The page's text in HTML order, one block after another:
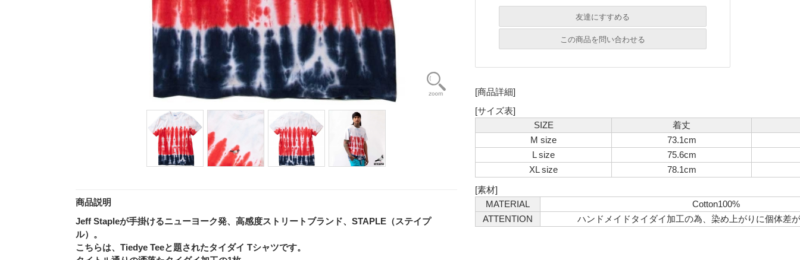
商品説明
Jeff Stapleが手掛けるニューヨーク発、高感度ストリートブランド、STAPLE（ステイプ
ル）。
こちらは、Tiedye Teeと題されたタイダイ Tシャツです。
友達にすすめる
必須
この商品を問い合わせる
[商品詳細]
[サイズ表]
SIZE
着丈
M size
73.1cm
L size
75.6cm
XL size
78.1cm
[素材]
MATERIAL
Cotton100%
ATTENTION
ハンドメイドタイダイ加工の為、染め上がりに個体差